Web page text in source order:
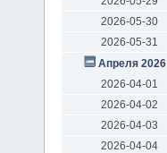
2026-05-30
2026-05-31
Апреля 2026
2026-04-01
2026-04-02
2026-04-03
2026-04-04